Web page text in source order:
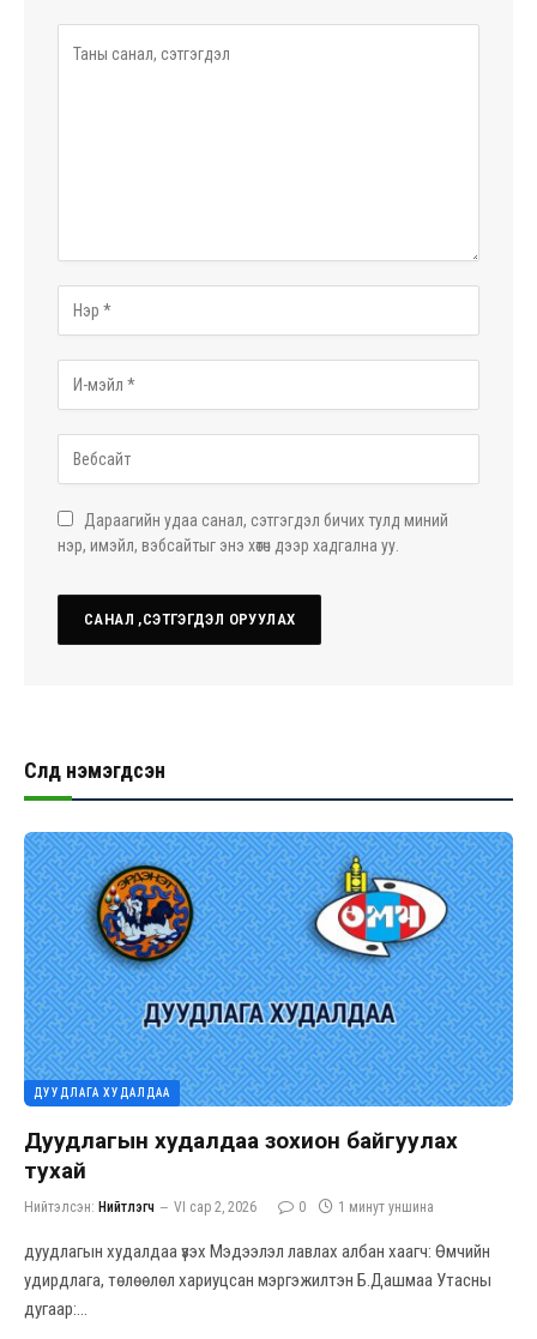
Дараагийн удаа санал, сэтгэгдэл бичих тулд миний
нэр, имэйл, вэбсайтыг энэ хөтөч дээр хадгална уу.
Сүүлд нэмэгдсэн
ДУУДЛАГА ХУДАЛДАА
Дуудлагын худалдаа зохион байгуулах
тухай
Нийтэлсэн: Нийтлэгч VI сар 2, 2026 0 1 минут уншина
дуудлагын худалдаа үзэх Мэдээлэл лавлах албан хаагч: Өмчийн
удирдлага, төлөөлөл хариуцсан мэргэжилтэн Б.Дашмаа Утасны
дугаар:…